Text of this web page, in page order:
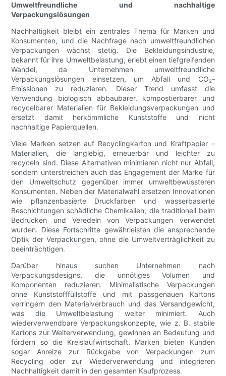
Umweltfreundliche und nachhaltige
Verpackungslösungen
Nachhaltigkeit bleibt ein zentrales Thema für Marken und
Konsumenten, und die Nachfrage nach umweltfreundlichen
Verpackungen wächst stetig. Die Bekleidungsindustrie,
bekannt für ihre Umweltbelastung, erlebt einen tiefgreifenden
Wandel, da Unternehmen umweltfreundliche
Verpackungslösungen einsetzen, um Abfall und CO₂-
Emissionen zu reduzieren. Dieser Trend umfasst die
Verwendung biologisch abbaubarer, kompostierbarer und
recycelbarer Materialien für Bekleidungsverpackungen und
ersetzt damit herkömmliche Kunststoffe und nicht
nachhaltige Papierquellen.
Viele Marken setzen auf Recyclingkarton und Kraftpapier –
Materialien, die langlebig, erneuerbar und leichter zu
recyceln sind. Diese Alternativen minimieren nicht nur Abfall,
sondern unterstreichen auch das Engagement der Marke für
den Umweltschutz gegenüber immer umweltbewussteren
Konsumenten. Neben der Materialwahl ersetzen Innovationen
wie pflanzenbasierte Druckfarben und wasserbasierte
Beschichtungen schädliche Chemikalien, die traditionell beim
Bedrucken und Veredeln von Verpackungen verwendet
wurden. Diese Fortschritte gewährleisten die ansprechende
Optik der Verpackungen, ohne die Umweltverträglichkeit zu
beeinträchtigen.
Darüber hinaus suchen Unternehmen nach
Verpackungsdesigns, die unnötiges Volumen und
Komponenten reduzieren. Minimalistische Verpackungen
ohne Kunststofffüllstoffe und mit passgenauen Kartons
verringern den Materialverbrauch und das Versandgewicht,
was die Umweltbelastung weiter minimiert. Auch
wiederverwendbare Verpackungskonzepte, wie z. B. stabile
Kartons zur Weiterverwendung, gewinnen an Bedeutung und
fördern so die Kreislaufwirtschaft. Marken bieten Kunden
sogar Anreize zur Rückgabe von Verpackungen zum
Recycling oder zur Wiederverwendung und integrieren
Nachhaltigkeit damit in den gesamten Kaufprozess.